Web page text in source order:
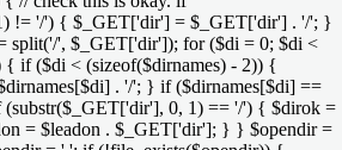
!= '/') { $_GET['dir'] = $_GET['dir'] . '/'; }
split('/', $_GET['dir']); for ($di = 0; $di <
{ if ($di < (sizeof($dirnames) - 2)) {
. '/'; } if ($dirnames[$di] ==
0, 1) == '/') { $dirok =
= $leadon . $_GET['dir']; } } $opendir =